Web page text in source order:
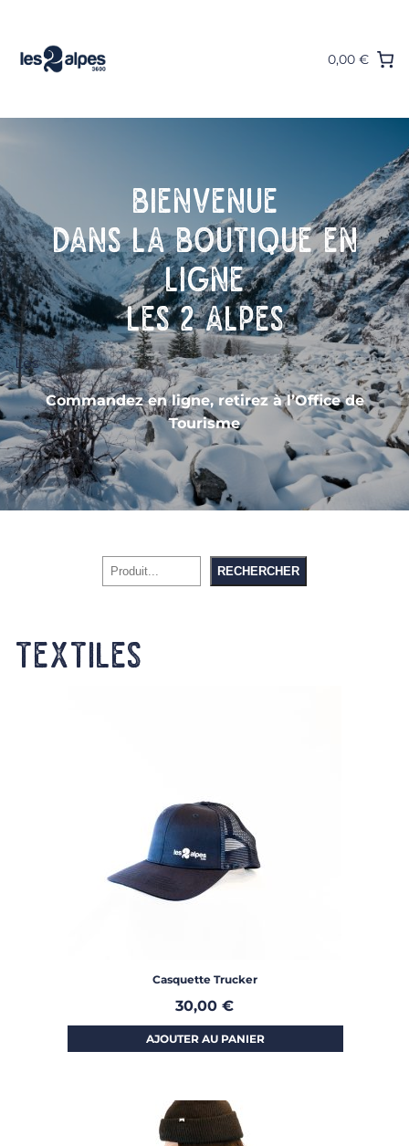
contenu
0,00 €
Bienvenue
dans la boutique en
ligne
Les 2 Alpes
Les
Commandez en ligne, retirez à l’Office de
Tourisme
RECHERCHER
Textiles
Casquette Trucker
30,00 €
AJOUTER AU PANIER